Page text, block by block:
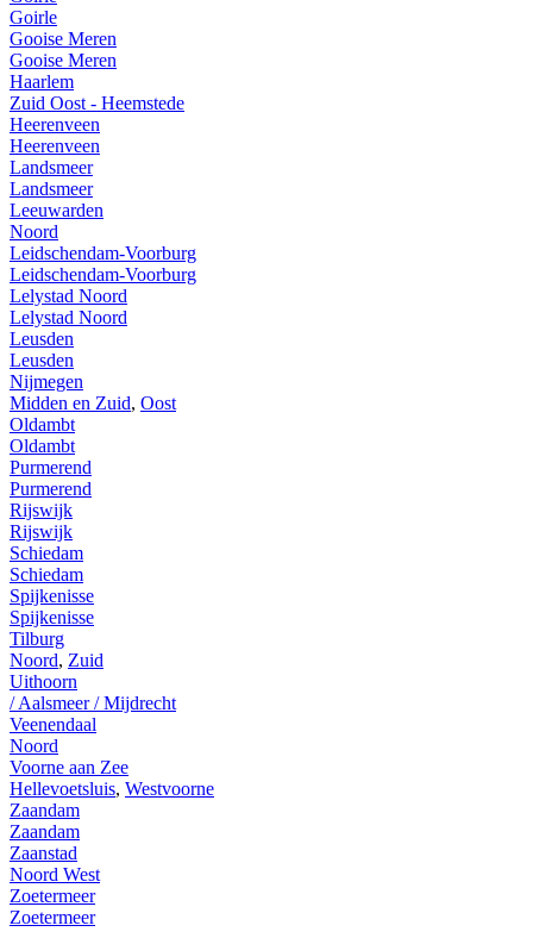
Goirle
Gooise Meren
Gooise Meren
Haarlem
Zuid Oost - Heemstede
Heerenveen
Heerenveen
Landsmeer
Landsmeer
Leeuwarden
Noord
Leidschendam-Voorburg
Leidschendam-Voorburg
Lelystad Noord
Lelystad Noord
Leusden
Leusden
Nijmegen
Midden en Zuid, Oost
Oldambt
Oldambt
Purmerend
Purmerend
Rijswijk
Rijswijk
Schiedam
Schiedam
Spijkenisse
Spijkenisse
Tilburg
Noord, Zuid
Uithoorn
/ Aalsmeer / Mijdrecht
Veenendaal
Noord
Voorne aan Zee
Hellevoetsluis, Westvoorne
Zaandam
Zaandam
Zaanstad
Noord West
Zoetermeer
Zoetermeer